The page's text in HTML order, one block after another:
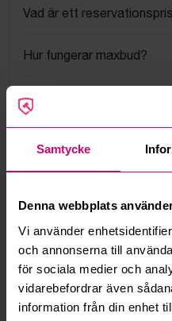
Samtycke
Denna webbplats
Vi använder
och annonserna till
för sociala medier och
vidarebefordrar även
information från din enhet
Vad är ett
Hur fungerar maxbud?
Hur fungerar budmotorn?
Mer från samma